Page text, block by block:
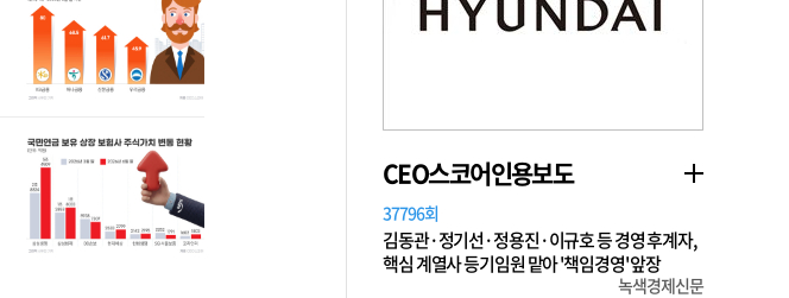
CEO스코어인용보도
37796회
김동관·정기선·정용진·이규호 등 경영 후계자,
핵심 계열사 등기임원 맡아 '책임경영' 앞장
녹색경제신문